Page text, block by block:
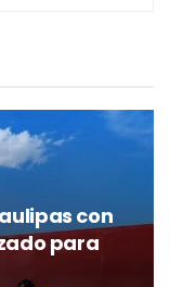
con
para